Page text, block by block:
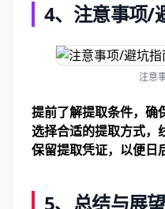
4、 注意事项/
注意
提前了解提取条件，确
选择合适的提取方式，
保留提取凭证，以便日
5、 总结与展望